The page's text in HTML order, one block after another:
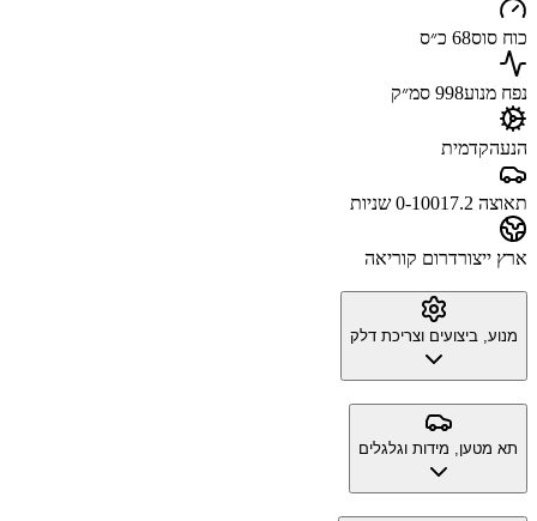
כוח סוס68 כ״ס
נפח מנוע998 סמ״ק
הנעהקדמית
תאוצה 0-100 17.2 שניות
ארץ ייצורדרום קוריאה
מנוע, ביצועים וצריכת דלק
תא מטען, מידות וגלגלים